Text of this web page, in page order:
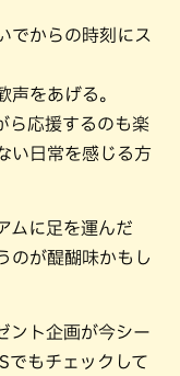
でからの時刻にス
声をあげる。
ら応援するのも楽
い日常を感じる方
ムに足を運んだ
のが醍醐味かもし
ント企画が今シー
でもチェックして